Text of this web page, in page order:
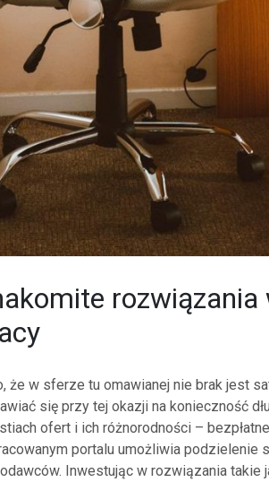
że w sferze tu omawianej nie brak jest
się przy tej okazji na konieczność
ofert i ich różnorodności –
portalu umożliwia podzielenie
Inwestując w rozwiązania takie